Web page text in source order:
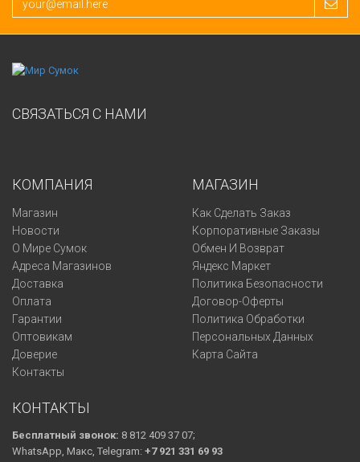
СВЯЗАТЬСЯ С НАМИ
КОМПАНИЯ
Магазин
Новости
О Мире Сумок
Адреса Магазинов
Доставка
Оплата
Гарантии
Оптовикам
Доверие
Контакты
МАГАЗИН
Как Сделать Заказ
Корпоративные Заказы
Обмен И Возврат
Яндекс Маркет
Политика Безопасности
Договор-Оферты
Политика Обработки
Персональных Данных
Карта Сайта
КОНТАКТЫ
Бесплатный звонок: 8 812 409 37 07;
WhatsApp, Макс, Telegram: +7 921 331 69 93